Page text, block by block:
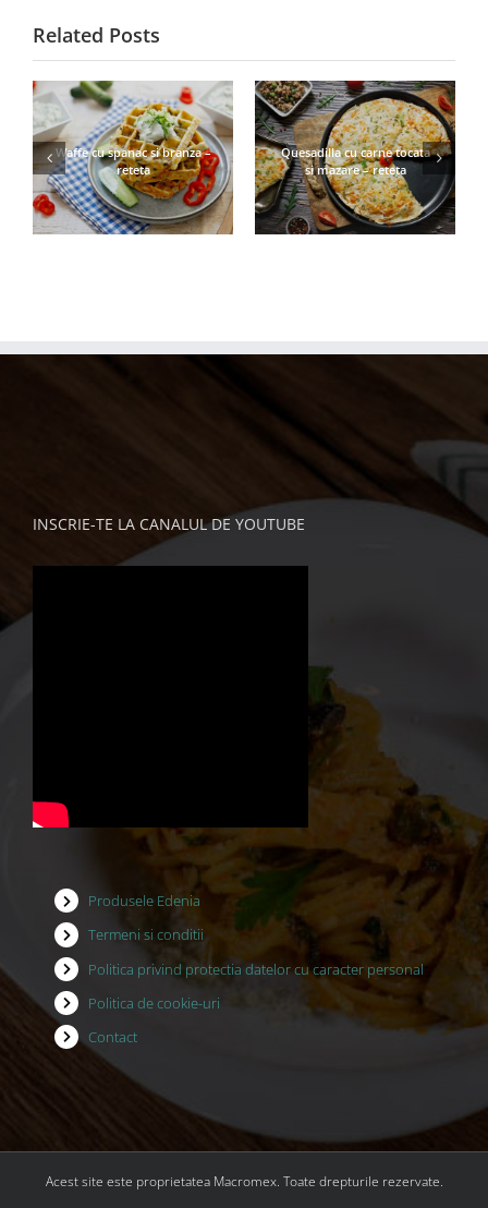
Related Posts
Waffe cu spanac si branza –
reteta
Quesadilla cu carne tocata
si mazare – reteta
INSCRIE-TE LA CANALUL DE YOUTUBE
Produsele Edenia
Termeni si conditii
Politica privind protectia datelor cu caracter personal
Politica de cookie-uri
Contact
Acest site este proprietatea Macromex. Toate drepturile rezervate.